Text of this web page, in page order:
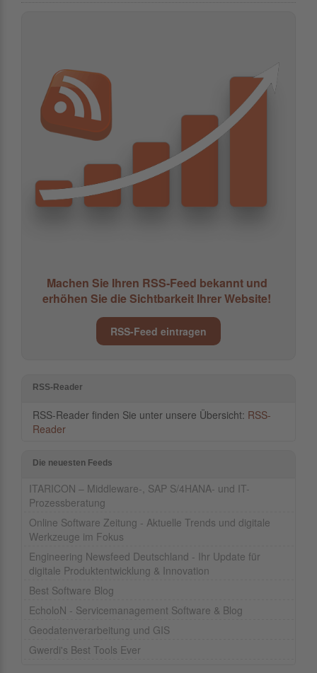
Machen Sie Ihren RSS-Feed bekannt und
erhöhen Sie die Sichtbarkeit Ihrer Website!
RSS-Feed eintragen
RSS-Reader
RSS-Reader finden Sie unter unsere Übersicht: RSS-
Reader
Die neuesten Feeds
ITARICON – Middleware-, SAP S/4HANA- und IT-
Prozessberatung
Online Software Zeitung - Aktuelle Trends und digitale
Werkzeuge im Fokus
Engineering Newsfeed Deutschland - Ihr Update für
digitale Produktentwicklung & Innovation
Best Software Blog
EcholoN - Servicemanagement Software & Blog
Geodatenverarbeitung und GIS
Gwerdi's Best Tools Ever